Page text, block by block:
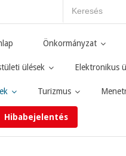
Önkormányzat
ülések Elektronikus
Turizmus
Hibabejelentés